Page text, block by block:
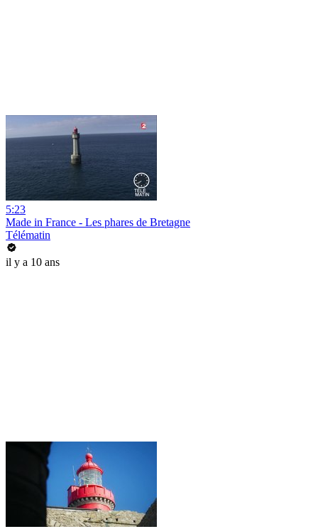
5:23
Made in France - Les phares de Bretagne
Télématin
il y a 10 ans